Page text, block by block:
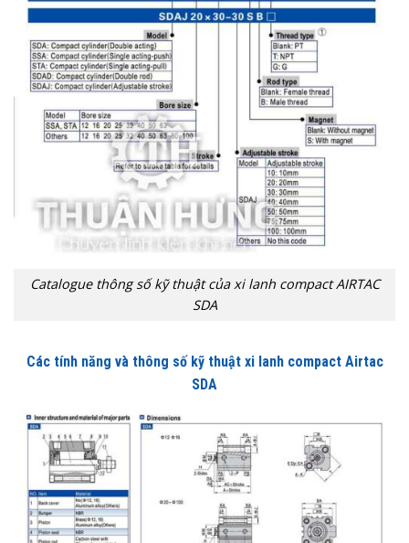
Catalogue thông số kỹ thuật của xi lanh compact AIRTAC
SDA
Các tính năng và thông số kỹ thuật xi lanh compact Airtac
SDA